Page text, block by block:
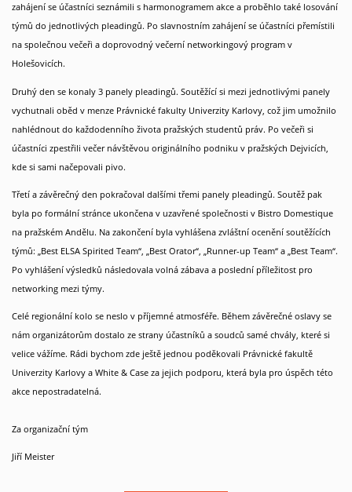
zahájení se účastníci seznámili s harmonogramem akce a proběhlo také losování
týmů do jednotlivých pleadingů. Po slavnostním zahájení se účastníci přemístili
na společnou večeři a doprovodný večerní networkingový program v
Holešovicích.
Druhý den se konaly 3 panely pleadingů. Soutěžící si mezi jednotlivými panely
vychutnali oběd v menze Právnické fakulty Univerzity Karlovy, což jim umožnilo
nahlédnout do každodenního života pražských studentů práv. Po večeři si
účastníci zpestřili večer návštěvou originálního podniku v pražských Dejvicích,
kde si sami načepovali pivo.
Třetí a závěrečný den pokračoval dalšími třemi panely pleadingů. Soutěž pak
byla po formální stránce ukončena v uzavřené společnosti v Bistro Domestique
na pražském Andělu. Na zakončení byla vyhlášena zvláštní ocenění soutěžících
týmů: „Best ELSA Spirited Team“, „Best Orator“, „Runner-up Team“ a „Best Team“.
Po vyhlášení výsledků následovala volná zábava a poslední příležitost pro
networking mezi týmy.
Celé regionální kolo se neslo v příjemné atmosféře. Během závěrečné oslavy se
nám organizátorům dostalo ze strany účastníků a soudců samé chvály, které si
velice vážíme. Rádi bychom zde ještě jednou poděkovali Právnické fakultě
Univerzity Karlovy a White & Case za jejich podporu, která byla pro úspěch této
akce nepostradatelná.
Za organizační tým
Jiří Meister